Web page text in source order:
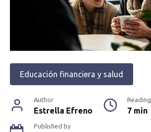
Educación financiera y salud
Author
Estrella Efreno
Reading
7 min
Published by